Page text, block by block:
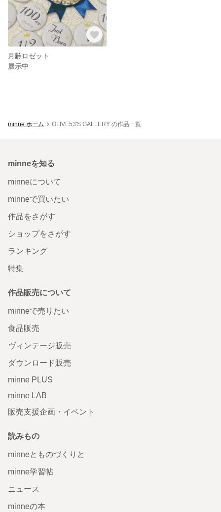
月齢ロゼット
展示中
minne ホーム OLIVE53'S GALLERY の作品一覧
minneを知る
minneについて
minneで買いたい
作品をさがす
ショップをさがす
ランキング
特集
作品販売について
minneで売りたい
食品販売
ヴィンテージ販売
ダウンロード販売
minne PLUS
minne LAB
販売支援企画・イベント
読みもの
minneとものづくりと
minne学習帖
ニュース
minneの本